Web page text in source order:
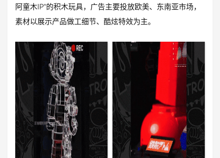
阿童木IP”的积木玩具，广告主要投放欧美、东南亚市场，
素材以展示产品做工细节、酷炫特效为主。